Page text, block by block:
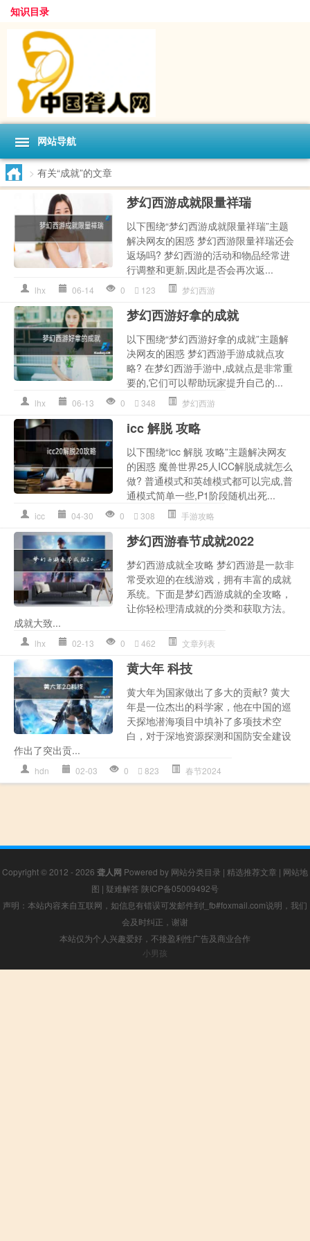
知识目录
网站导航
> 有关“成就”的文章
梦幻西游成就限量祥瑞
以下围绕“梦幻西游成就限量祥瑞”主题
解决网友的困惑 梦幻西游限量祥瑞还会
返场吗? 梦幻西游的活动和物品经常进
行调整和更新,因此是否会再次返...
lhx 06-14 0 123 梦幻西游
梦幻西游好拿的成就
以下围绕“梦幻西游好拿的成就”主题解
决网友的困惑 梦幻西游手游成就点攻
略? 在梦幻西游手游中,成就点是非常重
要的,它们可以帮助玩家提升自己的...
lhx 06-13 0 348 梦幻西游
icc 解脱 攻略
以下围绕“icc 解脱 攻略”主题解决网友
的困惑 魔兽世界25人ICC解脱成就怎么
做? 普通模式和英雄模式都可以完成,普
通模式简单一些,P1阶段随机出死...
icc 04-30 0 308 手游攻略
梦幻西游春节成就2022
梦幻西游成就全攻略 梦幻西游是一款非
常受欢迎的在线游戏，拥有丰富的成就
系统。下面是梦幻西游成就的全攻略，
让你轻松理清成就的分类和获取方法。
成就大致...
lhx 02-13 0 462 文章列表
黄大年 科技
黄大年为国家做出了多大的贡献? 黄大
年是一位杰出的科学家，他在中国的巡
天探地潜海项目中填补了多项技术空
白，对于深地资源探测和国防安全建设
作出了突出贡...
hdn 02-03 0 823 春节2024
Copyright © 2012 - 2026 聋人网 Powered by 网站分类目录 | 精选推荐文章 | 网站地
图 | 疑难解答 陕ICP备05009492号
声明：本站内容来自互联网，如信息有错误可发邮件到f_fb#foxmail.com说明，我们
会及时纠正，谢谢
本站仅为个人兴趣爱好，不接盈利性广告及商业合作
小男孩